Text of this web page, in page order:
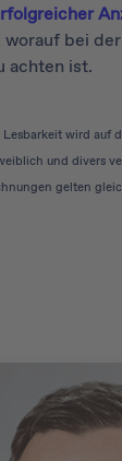
worauf bei
achten ist.
Lesbarkeit wird auf
und divers
gelten